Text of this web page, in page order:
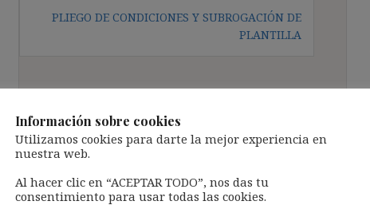
PLIEGO DE CONDICIONES Y SUBROGACIÓN DE
PLANTILLA
no justifica el
contrataciones posteriores
Información sobre cookies
Utilizamos cookies para darte la mejor experiencia en
nuestra web.
Al hacer clic en “ACEPTAR TODO”, nos das tu
consentimiento para usar todas las cookies.